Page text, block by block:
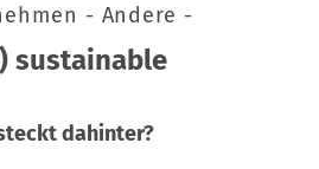
- Andere -
sustainable
dahinter?